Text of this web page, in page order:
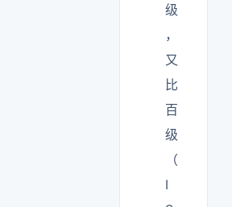
级
，
又
比
百
级
（
I